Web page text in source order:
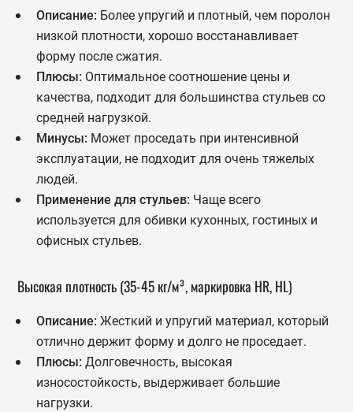
Описание: Более упругий и плотный, чем поролон
низкой плотности, хорошо восстанавливает
форму после сжатия.
Плюсы: Оптимальное соотношение цены и
качества, подходит для большинства стульев со
средней нагрузкой.
Минусы: Может проседать при интенсивной
эксплуатации, не подходит для очень тяжелых
людей.
Применение для стульев: Чаще всего
используется для обивки кухонных, гостиных и
офисных стульев.
Высокая плотность (35-45 кг/м³, маркировка HR, HL)
Описание: Жесткий и упругий материал, который
отлично держит форму и долго не проседает.
Плюсы: Долговечность, высокая
износостойкость, выдерживает большие
нагрузки.